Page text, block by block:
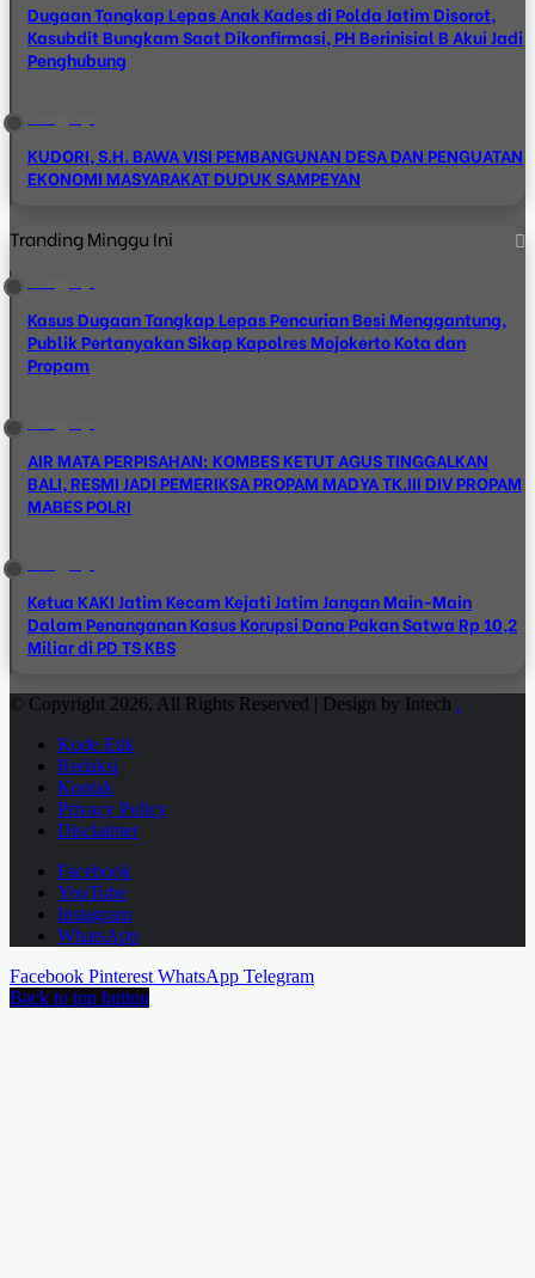
Dugaan Tangkap Lepas Anak Kades di Polda Jatim Disorot,
Kasubdit Bungkam Saat Dikonfirmasi, PH Berinisial B Akui Jadi
Penghubung
KUDORI, S.H. BAWA VISI PEMBANGUNAN DESA DAN PENGUATAN
EKONOMI MASYARAKAT DUDUK SAMPEYAN
Tranding Minggu Ini
Kasus Dugaan Tangkap Lepas Pencurian Besi Menggantung,
Publik Pertanyakan Sikap Kapolres Mojokerto Kota dan
Propam
AIR MATA PERPISAHAN: KOMBES KETUT AGUS TINGGALKAN
BALI, RESMI JADI PEMERIKSA PROPAM MADYA TK.III DIV PROPAM
MABES POLRI
Ketua KAKI Jatim Kecam Kejati Jatim Jangan Main-Main
Dalam Penanganan Kasus Korupsi Dana Pakan Satwa Rp 10,2
Miliar di PD TS KBS
© Copyright 2026, All Rights Reserved | Design by Intech .
Kode Etik
Redaksi
Kontak
Privacy Policy
Disclaimer
Facebook
YouTube
Instagram
WhatsApp
Facebook Pinterest WhatsApp Telegram
Back to top button